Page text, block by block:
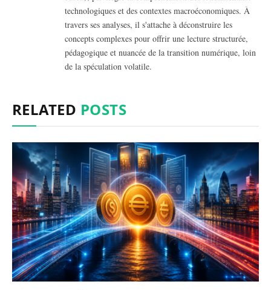
technologiques et des contextes macroéconomiques. À
travers ses analyses, il s'attache à déconstruire les
concepts complexes pour offrir une lecture structurée,
pédagogique et nuancée de la transition numérique, loin
de la spéculation volatile.
RELATED POSTS